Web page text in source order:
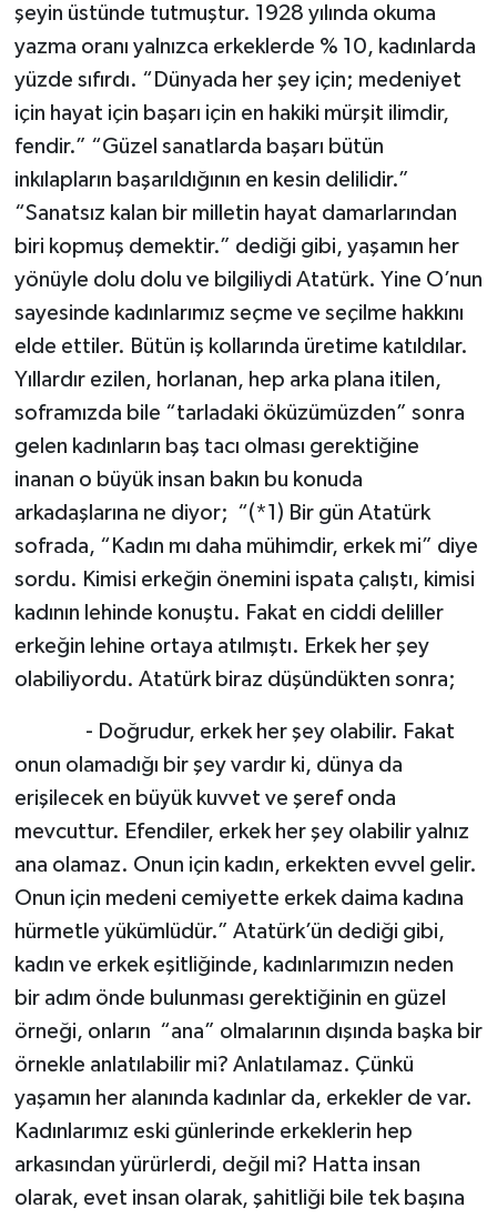
şeyin üstünde tutmuştur. 1928 yılında okuma
yazma oranı yalnızca erkeklerde % 10, kadınlarda
yüzde sıfırdı. “Dünyada her şey için; medeniyet
için hayat için başarı için en hakiki mürşit ilimdir,
fendir.” “Güzel sanatlarda başarı bütün
inkılapların başarıldığının en kesin delilidir.”
“Sanatsız kalan bir milletin hayat damarlarından
biri kopmuş demektir.” dediği gibi, yaşamın her
yönüyle dolu dolu ve bilgiliydi Atatürk. Yine O’nun
sayesinde kadınlarımız seçme ve seçilme hakkını
elde ettiler. Bütün iş kollarında üretime katıldılar.
Yıllardır ezilen, horlanan, hep arka plana itilen,
soframızda bile “tarladaki öküzümüzden” sonra
gelen kadınların baş tacı olması gerektiğine
inanan o büyük insan bakın bu konuda
arkadaşlarına ne diyor; “(*1) Bir gün Atatürk
sofrada, “Kadın mı daha mühimdir, erkek mi” diye
sordu. Kimisi erkeğin önemini ispata çalıştı, kimisi
kadının lehinde konuştu. Fakat en ciddi deliller
erkeğin lehine ortaya atılmıştı. Erkek her şey
olabiliyordu. Atatürk biraz düşündükten sonra;
- Doğrudur, erkek her şey olabilir. Fakat
onun olamadığı bir şey vardır ki, dünya da
erişilecek en büyük kuvvet ve şeref onda
mevcuttur. Efendiler, erkek her şey olabilir yalnız
ana olamaz. Onun için kadın, erkekten evvel gelir.
Onun için medeni cemiyette erkek daima kadına
hürmetle yükümlüdür.” Atatürk’ün dediği gibi,
kadın ve erkek eşitliğinde, kadınlarımızın neden
bir adım önde bulunması gerektiğinin en güzel
örneği, onların “ana” olmalarının dışında başka bir
örnekle anlatılabilir mi? Anlatılamaz. Çünkü
yaşamın her alanında kadınlar da, erkekler de var.
Kadınlarımız eski günlerinde erkeklerin hep
arkasından yürürlerdi, değil mi? Hatta insan
olarak, evet insan olarak, şahitliği bile tek başına